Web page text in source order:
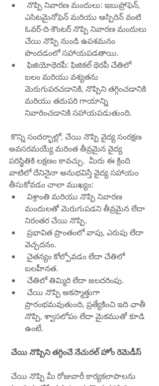
ఎసిటమైనోఫెన్ మరియు ఆస్పిరిన్ వంటి
ఓవర్-ది-కౌంటర్ నొప్పి నివారణ మందులు
చేయి నొప్పి నుండి ఉపశమనం
పొందడంలో సహాయపడతాయి.
బలం మరియు వశ్యతను
మెరుగుపరచడానికి, నొప్పిని తగ్గించడానికి
మరియు తదుపరి గాయాన్ని
నివారించడానికి సహాయపడుతుంది.
అవసరమయ్యే మరింత తీవ్రమైన వైద్య
పరిస్థితికి లక్షణం కావచ్చు.  మీరు ఈ క్రింది
వాటిలో దేనినైనా అనుభవిస్తే వైద్య సహాయం
తీసుకోవడం చాలా ముఖ్యం:
మందులతో మెరుగుపడని తీవ్రమైన లేదా
నిరంతర చేయి నొప్పి.
వెచ్చదనం.
బలహీనత.
చేతిలో తిమ్మిరి లేదా జలదరింపు.
ప్రారంభమవుతుంది, ప్రత్యేకించి ఇది ఛాతీ
నొప్పి, శ్వాసలోపం లేదా మైకముతో కూడి
ఉంటే.
చేయి నొప్పిని తగ్గించే నేచురల్ హోం రెమెడీస్